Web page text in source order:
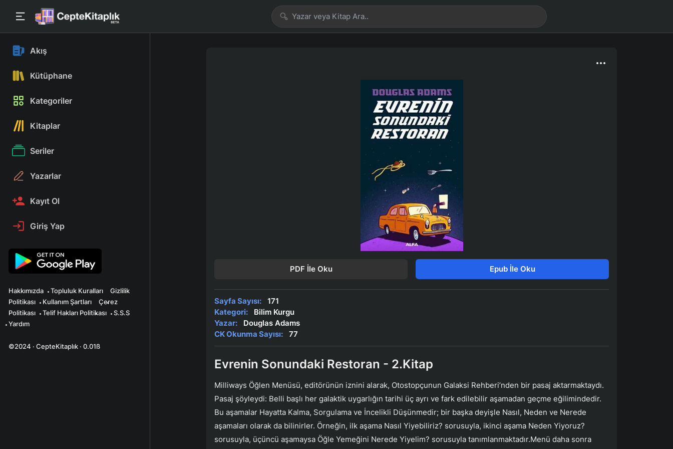
Akış
Kütüphane
Kategoriler
Kitaplar
Seriler
Yazarlar
Kayıt Ol
Giriş Yap
Hakkımızda Topluluk Kuralları
Gizlilik
Politikası
Kullanım Şartları
Çerez
Politikası
Telif Hakları Politikası
S.S.S
Yardım
©2024 · CepteKitaplık · 0.01ß
PDF İle Oku Epub İle Oku
Sayfa Sayısı:
171
Kategori:
Bilim Kurgu
Yazar:
Douglas Adams
CK Okunma Sayısı:
77
Evrenin Sonundaki Restoran - 2.Kitap
Milliways Öğlen Menüsü, editörünün iznini alarak, Otostopçunun Galaksi Rehberi’nden bir pasaj aktarmaktaydı.
Pasaj şöyleydi: Belli başlı her galaktik uygarlığın tarihi üç ayrı ve fark edilebilir aşamadan geçme eğilimindedir.
Bu aşamalar Hayatta Kalma, Sorgulama ve İncelikli Düşünmedir; bir başka deyişle Nasıl, Neden ve Nerede
aşamaları olarak da bilinirler. Örneğin, ilk aşama Nasıl Yiyebiliriz? sorusuyla, ikinci aşama Neden Yiyoruz?
sorusuyla, üçüncü aşamaysa Öğle Yemeğini Nerede Yiyelim? sorusuyla tanımlanmaktadır.Menü daha sonra